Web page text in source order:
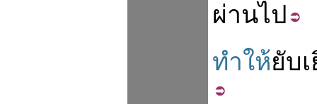
ผ่านไป
ทำให้ยับ